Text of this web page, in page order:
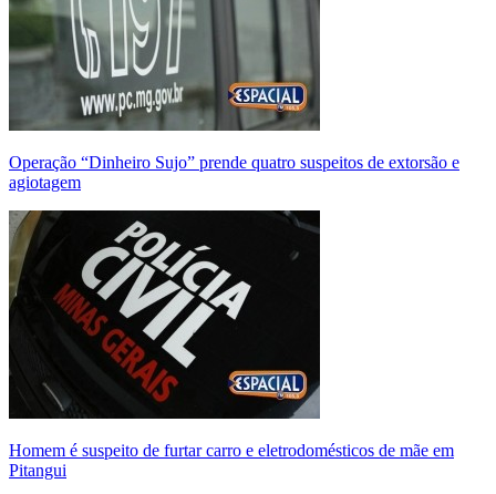
Operação “Dinheiro Sujo” prende quatro suspeitos de extorsão e
agiotagem
Homem é suspeito de furtar carro e eletrodomésticos de mãe em
Pitangui